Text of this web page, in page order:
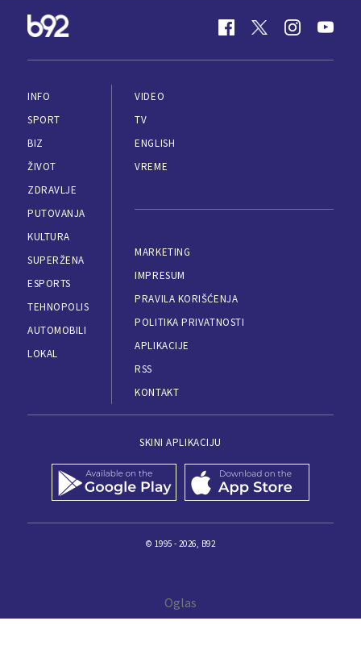
INFO
SPORT
BIZ
ŽIVOT
ZDRAVLJE
PUTOVANJA
KULTURA
SUPERŽENA
ESPORTS
TEHNOPOLIS
AUTOMOBILI
LOKAL
VIDEO
TV
ENGLISH
VREME
MARKETING
IMPRESUM
PRAVILA KORIŠĆENJA
POLITIKA PRIVATNOSTI
APLIKACIJE
RSS
KONTAKT
SKINI APLIKACIJU
© 1995 - 2026, B92